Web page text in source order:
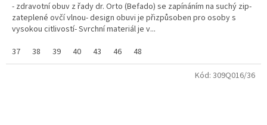
- zdravotní obuv z řady dr. Orto (Befado) se zapínáním na suchý zip-
zateplené ovčí vlnou- design obuvi je přizpůsoben pro osoby s
vysokou citlivostí- Svrchní materiál je v...
37
38 39 40 43 46 48
Kód: 309Q016/36